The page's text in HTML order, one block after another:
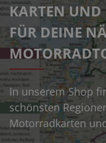
KARTEN UND
FÜR DEINE
In unserem Shop
schönsten
Motorradkarten